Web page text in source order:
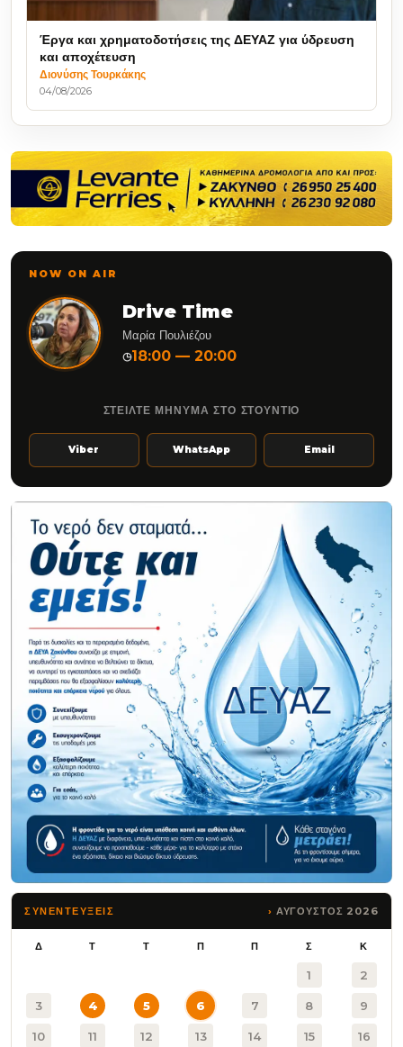
Έργα και χρηματοδοτήσεις της ΔΕΥΑΖ για ύδρευση
και αποχέτευση
Διονύσης Τουρκάκης
04/08/2026
NOW ON AIR
Drive Time
Μαρία Πουλιέζου
◷18:00 — 20:00
ΣΤΕΙΛΤΕ ΜΗΝΥΜΑ ΣΤΟ ΣΤΟΥΝΤΙΟ
Viber WhatsApp Email
ΣΥΝΕΝΤΕΥΞΕΙΣ ΑΥΓΟΥΣΤΟΣ 2026
Δ Τ Τ Π Π Σ Κ
1 2
3 4 5 6 7 8 9
10 11 12 13 14 15 16